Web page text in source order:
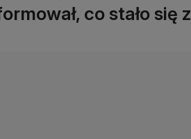
co stało się z